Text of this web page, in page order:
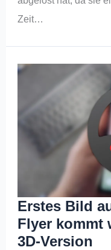
Zeit…
Erstes Bild
Flyer kommt
3D-Version